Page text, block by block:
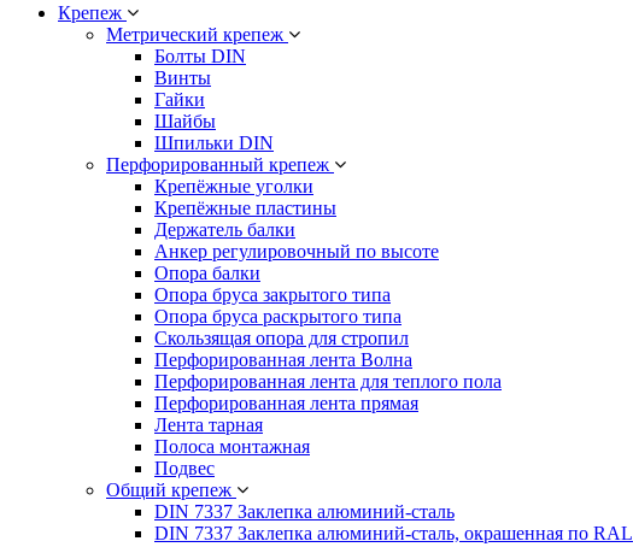
Крепеж
Метрический крепеж
Болты DIN
Винты
Гайки
Шайбы
Шпильки DIN
Перфорированный крепеж
Крепёжные уголки
Крепёжные пластины
Держатель балки
Анкер регулировочный по высоте
Опора балки
Опора бруса закрытого типа
Опора бруса раскрытого типа
Скользящая опора для стропил
Перфорированная лента Волна
Перфорированная лента для теплого пола
Перфорированная лента прямая
Лента тарная
Полоса монтажная
Подвес
Общий крепеж
DIN 7337 Заклепка алюминий-сталь
DIN 7337 Заклепка алюминий-сталь, окрашенная по RAL